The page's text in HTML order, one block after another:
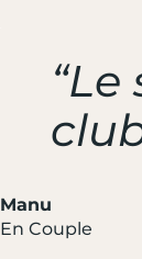
Manu
En Couple